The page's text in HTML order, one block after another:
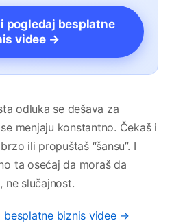
pogledaj besplatne
videe →
odluka se dešava za
menjaju konstantno. Čekaš i
ili propuštaš “šansu”. I
ta osećaj da moraš da
ne slučajnost.
besplatne biznis videe →